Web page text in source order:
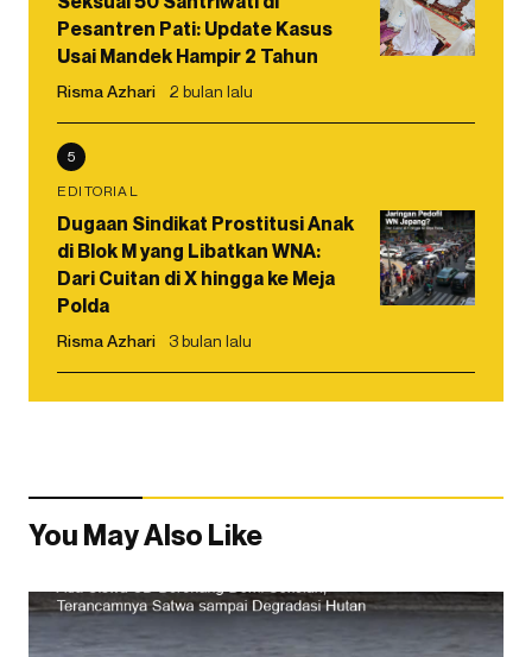
Pesantren Pati: Update Kasus
Usai Mandek Hampir 2 Tahun
Risma Azhari 2 bulan lalu
5
EDITORIAL
Dugaan Sindikat Prostitusi Anak
di Blok M yang Libatkan WNA:
Dari Cuitan di X hingga ke Meja
Polda
Risma Azhari 3 bulan lalu
You May Also Like